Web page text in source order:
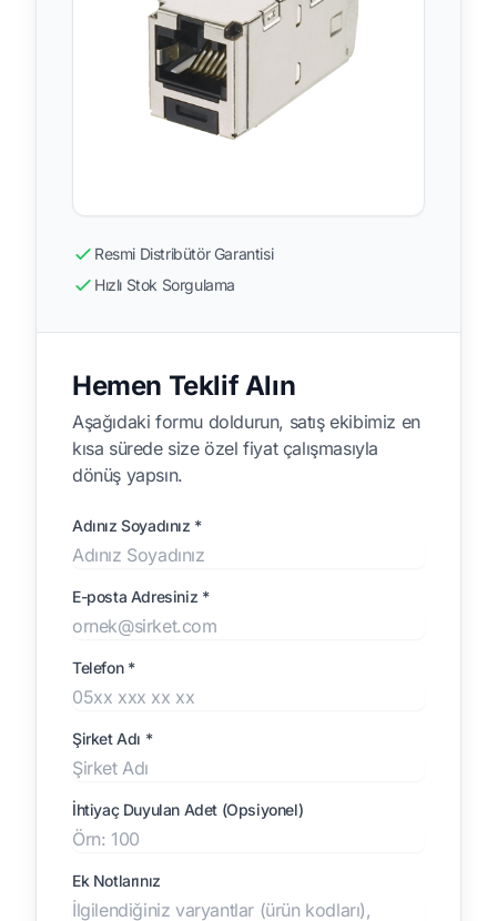
Resmi Distribütör Garantisi
Hızlı Stok Sorgulama
Hemen Teklif Alın
Aşağıdaki formu doldurun, satış ekibimiz en
kısa sürede size özel fiyat çalışmasıyla
dönüş yapsın.
Adınız Soyadınız *
E-posta Adresiniz *
Telefon *
Şirket Adı *
İhtiyaç Duyulan Adet (Opsiyonel)
Ek Notlarınız